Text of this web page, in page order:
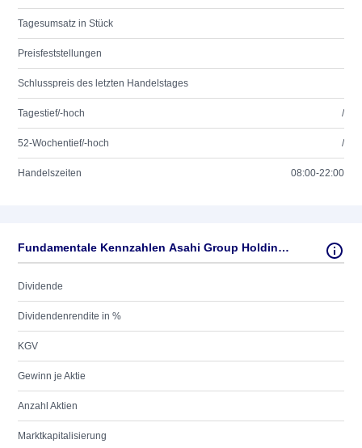
Tagesumsatz in Stück
Preisfeststellungen
Schlusspreis des letzten Handelstages
Tagestief/-hoch /
52-Wochentief/-hoch /
Handelszeiten 08:00-22:00
Fundamentale Kennzahlen Asahi Group Holdings Co. Ltd.
Dividende
Dividendenrendite in %
KGV
Gewinn je Aktie
Anzahl Aktien
Marktkapitalisierung